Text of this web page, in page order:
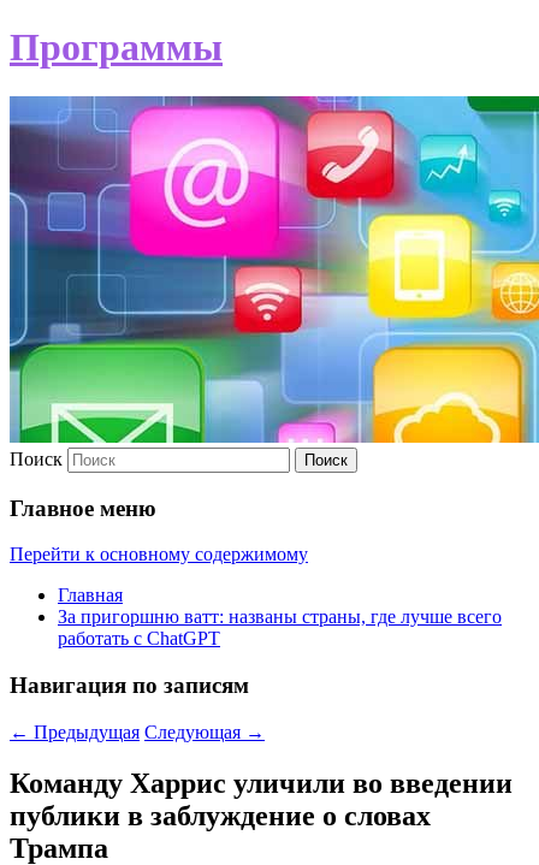
Программы
Поиск
Главное меню
Перейти к основному содержимому
Главная
За пригоршню ватт: названы страны, где лучше всего
работать с ChatGPT
Навигация по записям
← Предыдущая Следующая →
Команду Харрис уличили во введении
публики в заблуждение о словах
Трампа